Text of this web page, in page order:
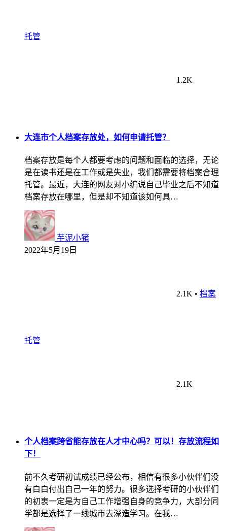
托管
1.2K
大连市个人档案存放处，如何申请托管？
档案存放是每个人都要考虑的问题和面临的选择，无论
是在读书还是在工作或是失业，我们都需要将档案合理
托管。最近，大连的网友对小编说自己毕业之后不知道
档案存放在哪里，但是却不知道该如何具…
芋泥小猪
2022年5月19日
2.1K • 档案
托管
2.1K
个人档案跨省能存放在人才中心吗？可以！存放流程如
下！
前不久考研初试成绩已经公布，相信有很多小伙伴们没
有白白付出自己一年的努力。很多选择考研的小伙伴们
的初衷一定是为自己工作增强自身的竞争力，大部分同
学都是选择了一线城市去深造学习。在我…